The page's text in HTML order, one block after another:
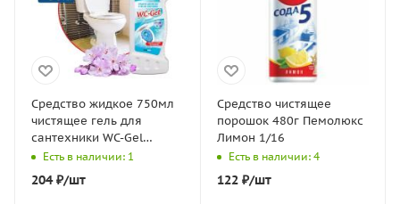
Средство жидкое 750мл
чистящее гель для
сантехники WC-Gel
Clean&Green 1/8
Есть в наличии: 1
204₽/шт
Средство чистящее
порошок 480г Пемолюкс
Лимон 1/16
Есть в наличии: 4
122₽/шт